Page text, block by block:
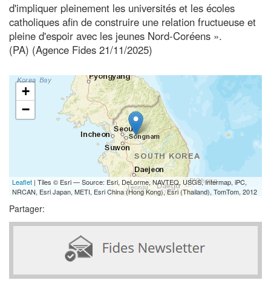
d'impliquer pleinement les universités et les écoles
catholiques afin de construire une relation fructueuse et
pleine d'espoir avec les jeunes Nord-Coréens ».
(PA) (Agence Fides 21/11/2025)
+
−
Leaflet | Tiles © Esri — Source: Esri, DeLorme, NAVTEQ, USGS, Intermap, iPC,
NRCAN, Esri Japan, METI, Esri China (Hong Kong), Esri (Thailand), TomTom, 2012
Partager: